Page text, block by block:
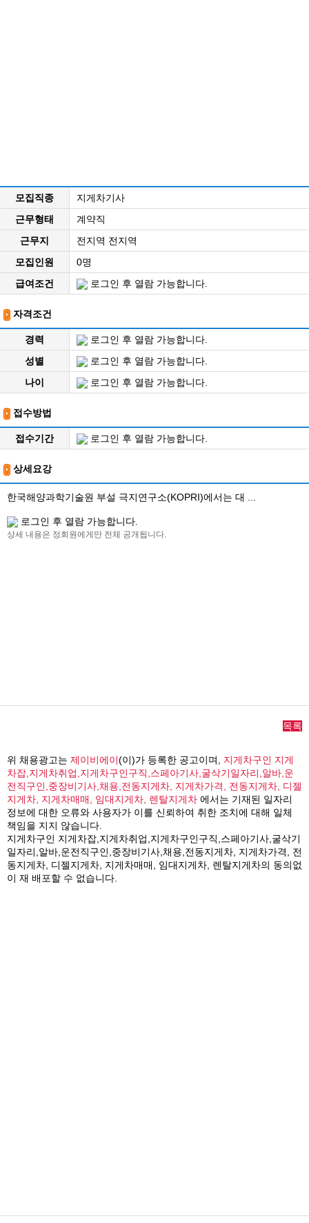
모집직종
지게차기사
근무형태
계약직
근무지
전지역 전지역
모집인원
0명
급여조건
로그인 후 열람 가능합니다.
자격조건
경력
로그인 후 열람 가능합니다.
성별
로그인 후 열람 가능합니다.
나이
로그인 후 열람 가능합니다.
접수방법
접수기간 로그인 후 열람 가능합니다.
상세요강
한국해양과학기술원 부설 극지연구소(KOPRI)에서는 대 ...
로그인 후 열람 가능합니다.
상세 내용은 정회원에게만 전체 공개됩니다.
목록
위 채용광고는 제이비에이(이)가 등록한 공고이며, 지게차구인 지게
차잡,지게차취업,지게차구인구직,스페아기사,굴삭기일자리,알바,운
전직구인,중장비기사,채용,전동지게차, 지게차가격, 전동지게차, 디젤
지게차, 지게차매매, 임대지게차, 렌탈지게차 에서는 기재된 일자리
정보에 대한 오류와 사용자가 이를 신뢰하여 취한 조치에 대해 일체
책임을 지지 않습니다.
지게차구인 지게차잡,지게차취업,지게차구인구직,스페아기사,굴삭기
일자리,알바,운전직구인,중장비기사,채용,전동지게차, 지게차가격, 전
동지게차, 디젤지게차, 지게차매매, 임대지게차, 렌탈지게차의 동의없
이 재 배포할 수 없습니다.